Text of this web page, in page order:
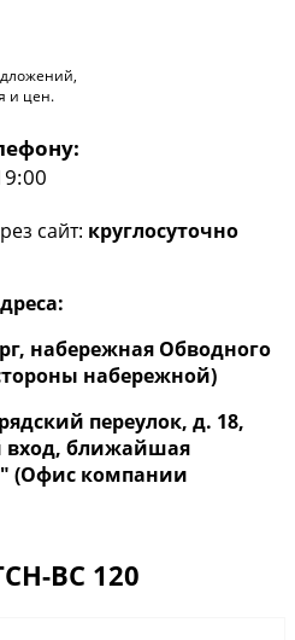
и цен.
сайт: круглосуточно
набережная Обводного
набережной)
переулок, д. 18,
вход, ближайшая
(Офис компании
BC 120